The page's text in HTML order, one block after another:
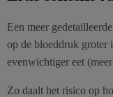
Een meer
op de bloeddruk groter
evenwichtiger eet
Zo daalt het risico op